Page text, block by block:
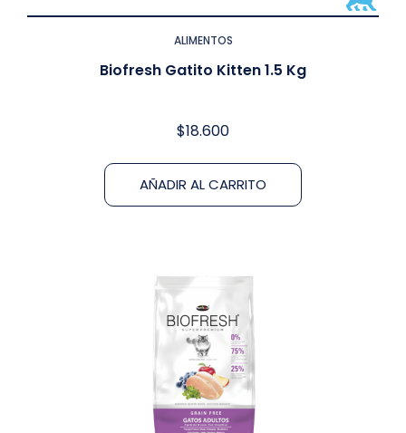
ALIMENTOS
Biofresh Gatito Kitten 1.5 Kg
$18.600
AÑADIR AL CARRITO